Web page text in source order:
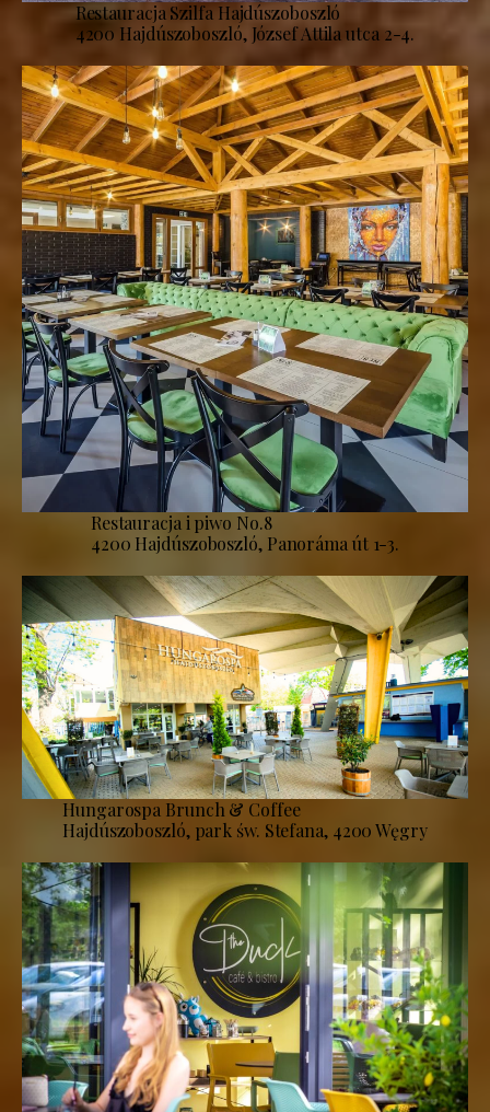
Restauracja Szilfa Hajdúszoboszló
4200 Hajdúszoboszló, József Attila utca 2-4.
Restauracja i piwo No.8
4200 Hajdúszoboszló, Panoráma út 1-3.
Hungarospa Brunch & Coffee
Hajdúszoboszló, park św. Stefana, 4200 Węgry